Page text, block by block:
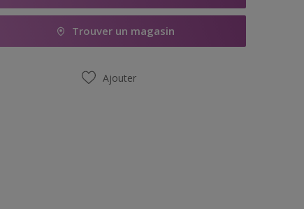
Trouver un magasin
Ajouter